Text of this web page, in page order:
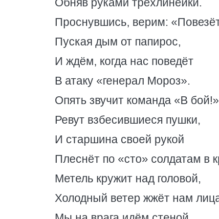
Проснувшись, верим:
Пуская дым от папирос,
И ждём, когда нас поведёт
В атаку «генерал Мороз».
Опять звучит команда «В бой!»
Ревут взбесившиеся пушки,
И старшина своей рукой
Плеснёт по «сто» солдатам в
Метель кружит над головой,
Холодный ветер жжёт нам